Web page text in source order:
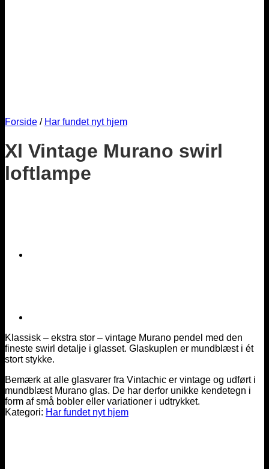
Forside / Har fundet nyt hjem
Xl Vintage Murano swirl
loftlampe
Klassisk – ekstra stor – vintage Murano pendel med den
fineste swirl detalje i glasset. Glaskuplen er mundblæst i ét
stort stykke.
Bemærk at alle glasvarer fra Vintachic er vintage og udført i
mundblæst Murano glas. De har derfor unikke kendetegn i
form af små bobler eller variationer i udtrykket.
Kategori: Har fundet nyt hjem